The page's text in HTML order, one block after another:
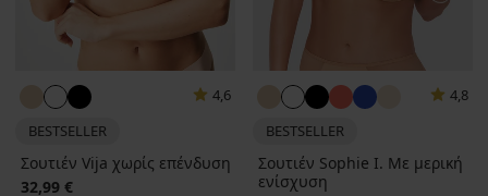
4,6
BESTSELLER
Σουτιέν Vija χωρίς επένδυση
32,99 €
4,8
BESTSELLER
Σουτιέν Sophie I. Με μερική
ενίσχυση